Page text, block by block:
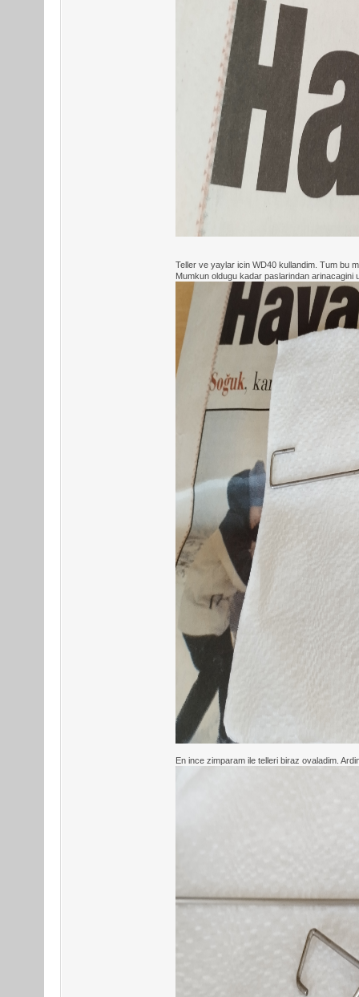
Teller ve yaylar icin WD40 kullandim. Tum bu
Mumkun oldugu kadar paslarindan arinacagini
En ince zimparam ile telleri biraz ovaladim.